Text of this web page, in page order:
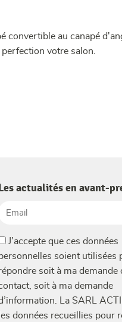
convertible au canapé
votre salon.
actualités en avant-
Email
J’accepte que ces données
soient utilisées
soit à ma demande
soit à ma demande
La SARL
les données recueillies pour